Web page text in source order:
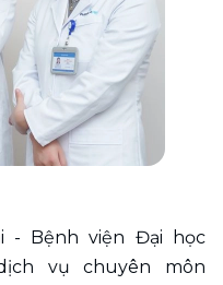
- Bệnh viện Đại học
vụ chuyên môn